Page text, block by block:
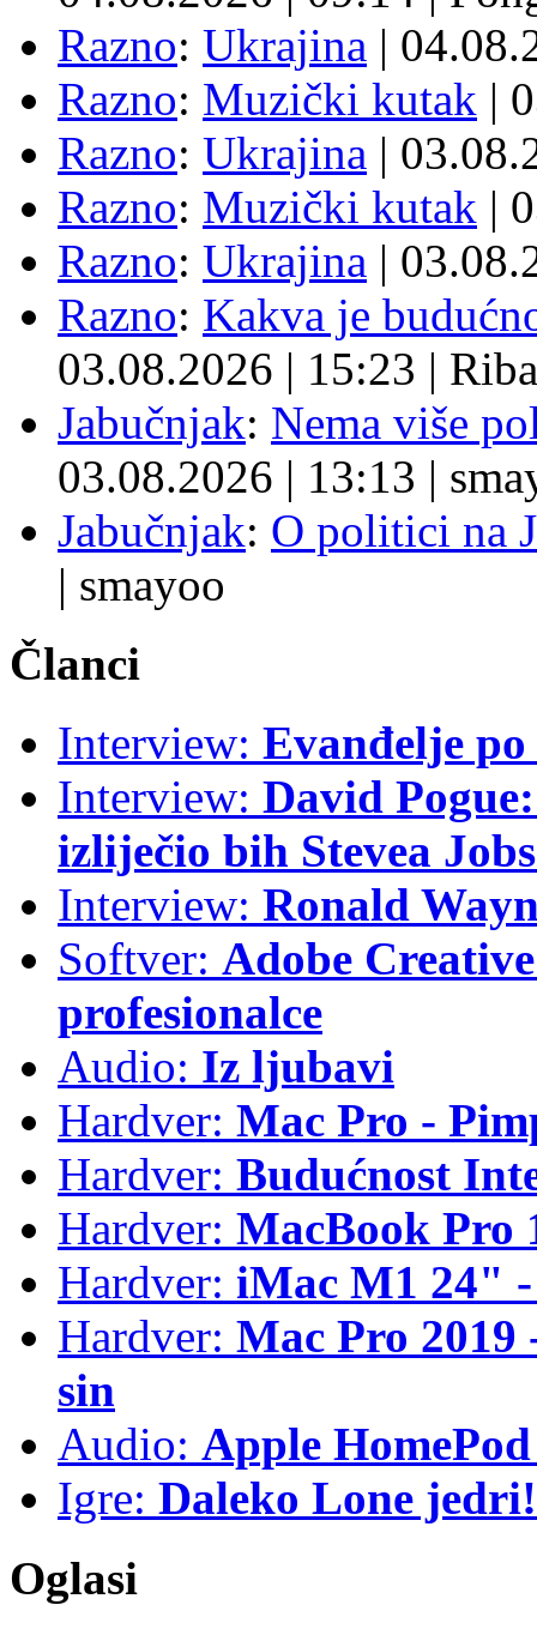
Razno: Ukrajina |
Razno: Muzički kutak |
Razno: Ukrajina |
Razno: Muzički kutak |
Razno: Ukrajina |
Razno: Kakva je
03.08.2026 | 15:23 | Riba
Jabučnjak: Nema više
03.08.2026 | 13:13 |
Jabučnjak: O politici na
| smayoo
Članci
Interview: Evanđelje
Interview: David
izliječio bih Stevea
Interview: Ronald
Softver: Adobe
profesionalce
Audio: Iz ljubavi
Hardver: Mac Pro -
Hardver: Budućnost
Hardver: MacBook Pro
Hardver: iMac M1 24"
Hardver: Mac Pro
sin
Audio: Apple
Igre: Daleko Lone jedri!
Oglasi